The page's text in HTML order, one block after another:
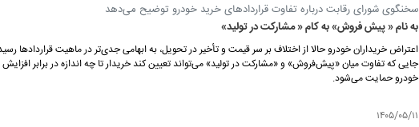
سخنگوی شورای رقابت درباره تفاوت قراردادهای خرید خودرو توضیح می‌دهد
به نام « پیش فروش» به کام « مشارکت در تولید»
اعتراض خریداران خودرو حالا از اختلاف بر سر قیمت و تأخیر در تحویل، به ابهامی جدی‌تر در ماهیت قراردادها
جایی که تفاوت میان «پیش‌فروش» و «مشارکت در تولید» می‌تواند تعیین کند خریدار تا چه اندازه در برابر
خودرو حمایت می‌شود.
۱۴۰۵/۰۵/۱۱